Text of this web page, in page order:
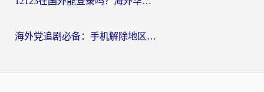
海外党追剧必备：手机解除地区限制app怎么选？解决央视视频&国内剧地区限制全指南